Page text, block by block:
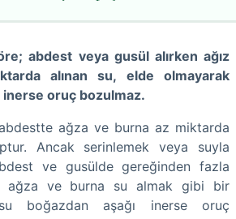
abdest veya gusül alırken ağız
alınan su, elde olmayarak
oruç bozulmaz.
ağza ve burna az miktarda
Ancak serinlemek veya suyla
ve gusülde gereğinden fazla
ağza ve burna su almak gibi bir
boğazdan aşağı inerse oruç